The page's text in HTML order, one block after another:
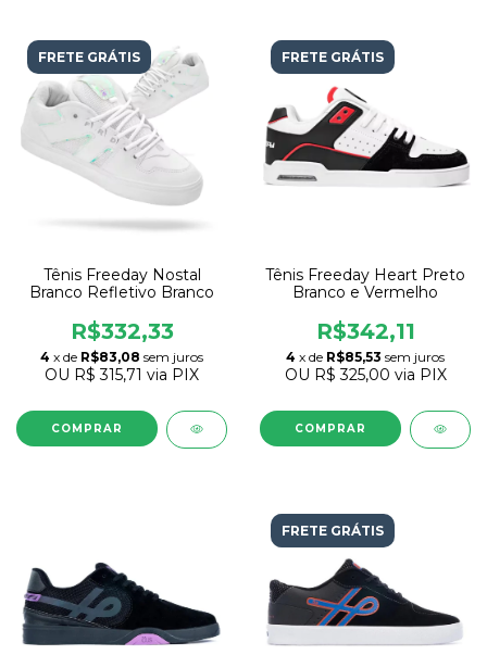
FRETE GRÁTIS
Tênis Freeday Nostal
Branco Refletivo Branco
R$332,33
4 x de R$83,08 sem juros
OU R$ 315,71 via PIX
COMPRAR
FRETE GRÁTIS
Tênis Freeday Heart Preto
Branco e Vermelho
R$342,11
4 x de R$85,53 sem juros
OU R$ 325,00 via PIX
COMPRAR
FRETE GRÁTIS